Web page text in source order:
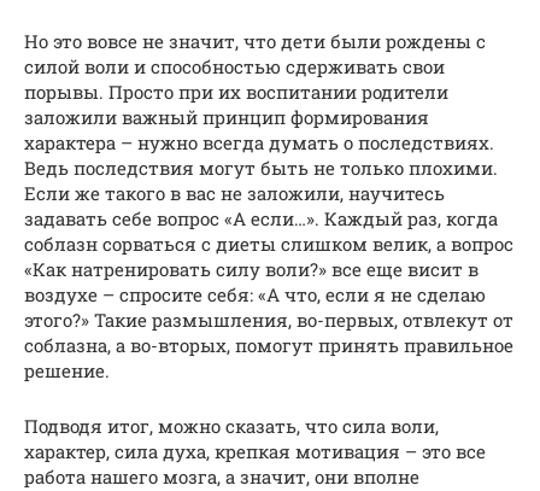
Но это вовсе не значит, что дети были рождены с
силой воли и способностью сдерживать свои
порывы. Просто при их воспитании родители
заложили важный принцип формирования
характера – нужно всегда думать о последствиях.
Ведь последствия могут быть не только плохими.
Если же такого в вас не заложили, научитесь
задавать себе вопрос «А если…». Каждый раз, когда
соблазн сорваться с диеты слишком велик, а вопрос
«Как натренировать силу воли?» все еще висит в
воздухе – спросите себя: «А что, если я не сделаю
этого?» Такие размышления, во-первых, отвлекут от
соблазна, а во-вторых, помогут принять правильное
решение.
Подводя итог, можно сказать, что сила воли,
характер, сила духа, крепкая мотивация – это все
работа нашего мозга, а значит, они вполне